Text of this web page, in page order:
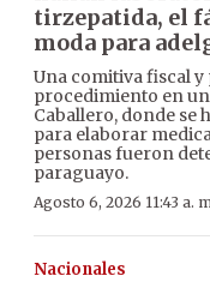
tirzepatida, el
moda para
Una comitiva fiscal
procedimiento en
Caballero, donde se
para elaborar
personas fueron
paraguayo.
Agosto 6, 2026 11:43 a.
Nacionales